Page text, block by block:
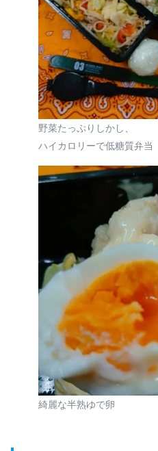
野菜たっぷりしかし、
ハイカロリーで低糖質弁当
綺麗な半熟ゆで卵